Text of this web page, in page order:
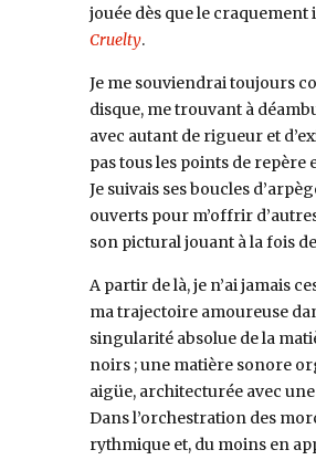
jouée dès que le
Cruelty.
Je me souviendrai toujours
disque, me trouvant à
avec autant de rigueur et
pas tous les points de
Je suivais ses boucles
ouverts pour m’offrir
son pictural jouant à la fois
A partir de là, je n’ai jamais
ma trajectoire amoureuse
singularité absolue de la
noirs ; une matière sonore
aigüe, architecturée avec
Dans l’orchestration des
rythmique et, du moins en